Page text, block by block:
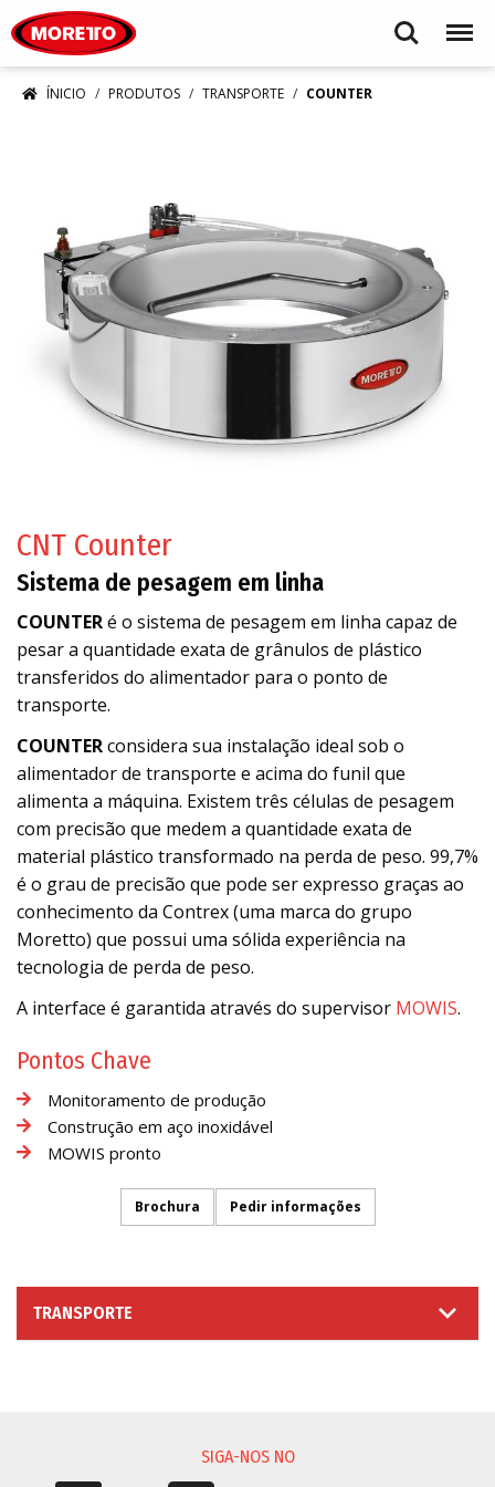
Search Menu
ÍNICIO PRODUTOS TRANSPORTE COUNTER
CNT Counter
Sistema de pesagem em linha
COUNTERé o sistema de pesagem em linha capaz de
pesar a quantidade exata de grânulos de plástico
transferidos do alimentador para o ponto de
transporte.
COUNTERconsidera sua instalação ideal sob o
alimentador de transporte e acima do funil que
alimenta a máquina. Existem três células de pesagem
com precisão que medem a quantidade exata de
material plástico transformado na perda de peso. 99,7%
é o grau de precisão que pode ser expresso graças ao
conhecimento da Contrex (uma marca do grupo
Moretto) que possui uma sólida experiência na
tecnologia de perda de peso.
A interface é garantida através do supervisor MOWIS.
Pontos Chave
Monitoramento de produção
Construção em aço inoxidável
MOWIS pronto
Brochura Pedir informações
TRANSPORTE
SIGA-NOS NO